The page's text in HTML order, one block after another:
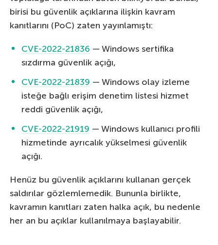
birisi bu güvenlik açıklarına ilişkin kavram
kanıtlarını (PoC) zaten yayınlamıştı:
CVE-2022-21836 — Windows sertifika
sızdırma güvenlik açığı,
CVE-2022-21839 — Windows olay izleme
isteğe bağlı erişim denetim listesi hizmet
reddi güvenlik açığı,
CVE-2022-21919 — Windows kullanıcı profili
hizmetinde ayrıcalık yükselmesi güvenlik
açığı.
Henüz bu güvenlik açıklarını kullanan gerçek
saldırılar gözlemlemedik. Bununla birlikte,
kavramın kanıtları zaten halka açık, bu nedenle
her an bu açıklar kullanılmaya başlayabilir.